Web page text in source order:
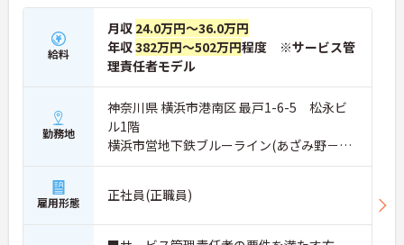
給料
月収 24.0万円～36.0万円
年収382万円～502万円程度 ※サービス管
理責任者モデル
勤務地
神奈川県 横浜市港南区 最戸1-6-5 松永ビ
ル1階
横浜市営地下鉄ブルーライン(あざみ野－湘
南台)「上大岡駅」徒歩7分
雇用形態 正社員(正職員)